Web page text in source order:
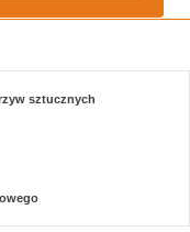
sztucznych